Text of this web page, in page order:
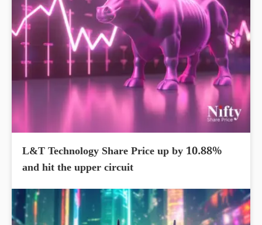
L&T Technology Share Price up by 10.88%
and hit the upper circuit